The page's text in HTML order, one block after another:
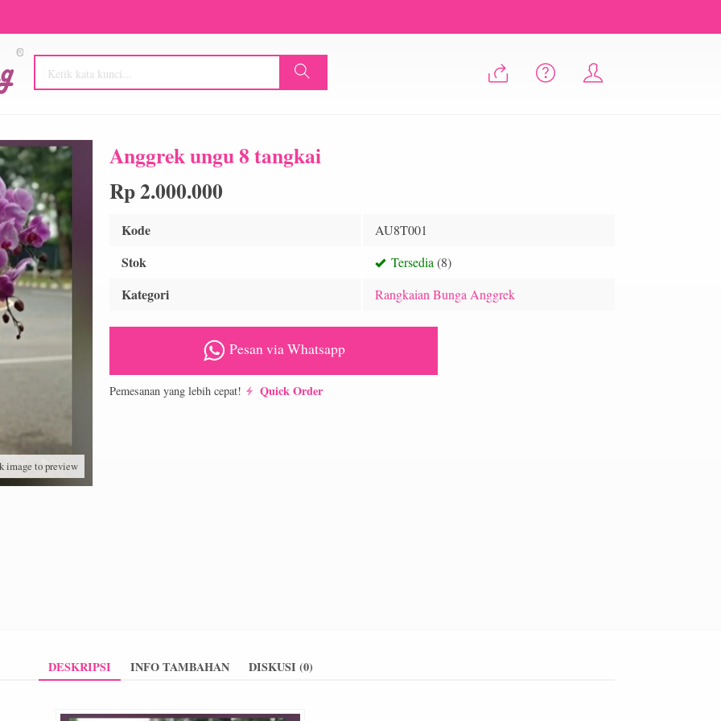
image to preview
Anggrek ungu 8 tangkai
Rp 2.000.000
Kode AU8T001
Stok Tersedia (8)
Kategori Rangkaian Bunga Anggrek
Pesan via Whatsapp
Pemesanan yang lebih cepat! Quick Order
DESKRIPSI INFO TAMBAHAN DISKUSI (0)